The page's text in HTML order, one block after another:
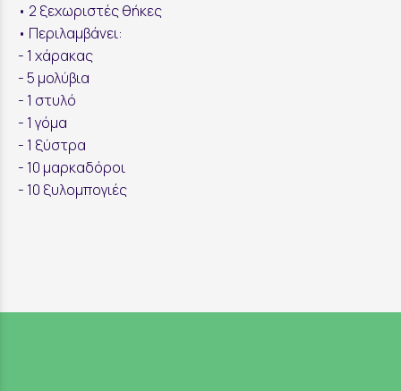
• 2 ξεχωριστές θήκες
• Περιλαμβάνει:
- 1 χάρακας
- 5 μολύβια
- 1 στυλό
- 1 γόμα
- 1 ξύστρα
- 10 μαρκαδόροι
- 10 ξυλομπογιές